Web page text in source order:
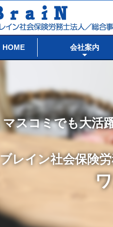
HOME 会社案内
マスコミでも大活
ブレイン社会保険